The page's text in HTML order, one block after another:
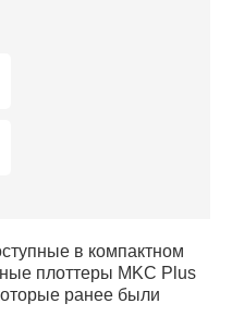
в компактном
ранее были